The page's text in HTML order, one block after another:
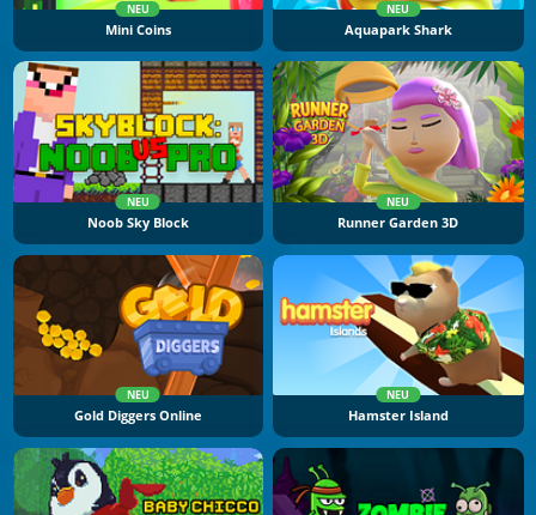
NEU
Mini Coins
NEU
Aquapark Shark
NEU
Noob Sky Block
NEU
Runner Garden 3D
NEU
Gold Diggers Online
NEU
Hamster Island